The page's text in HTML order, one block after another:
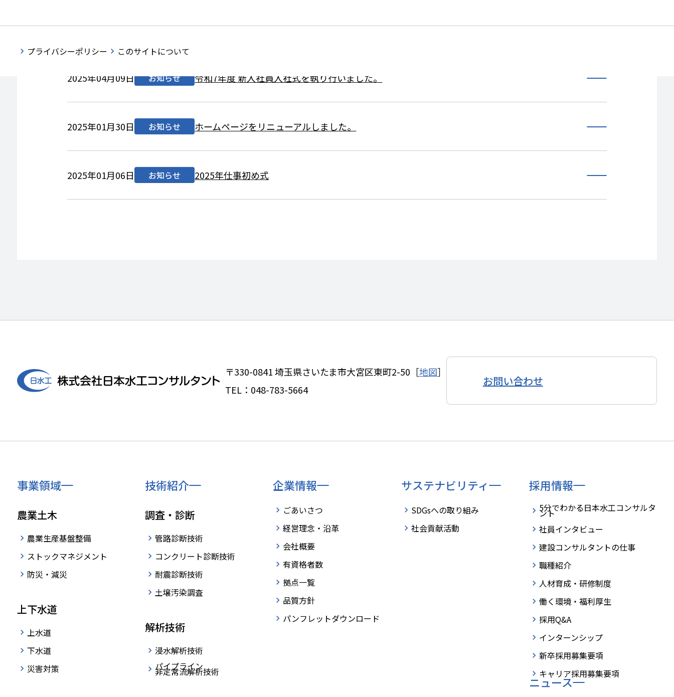
プライバシーポリシー このサイトについて
2025年05月08日 お知らせ 「過去のブログはこちら」のリンク先を変更しました。
2025年04月09日 お知らせ 令和7年度 新入社員入社式を執り行いました。
2025年01月30日 お知らせ ホームページをリニューアルしました。
2025年01月06日 お知らせ 2025年仕事初め式
〒330-0841埼玉県さいたま市大宮区東町2-50［地図］
TEL： 048-783-5664
お問い合わせ
事業領域
農業土木
農業生産基盤整備
ストックマネジメント
防災・減災
上下水道
上水道
下水道
災害対策
技術紹介
調査・診断
管路診断技術
コンクリート診断技術
耐震診断技術
土壌汚染調査
解析技術
浸水解析技術
パイプライン
非定常流解析技術
企業情報
ごあいさつ
経営理念・沿革
会社概要
有資格者数
拠点一覧
品質方針
パンフレットダウンロード
サステナビリティ
SDGsへの取り組み
社会貢献活動
採用情報
5分でわかる日本水工コンサルタ
ント
社員インタビュー
建設コンサルタントの仕事
職種紹介
人材育成・研修制度
働く環境・福利厚生
採用Q&A
インターンシップ
新卒採用募集要項
キャリア採用募集要項
ニュース